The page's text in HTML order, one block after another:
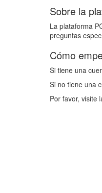
Sobre la
La plataforma
preguntas
Cómo
Si tiene una
Si no tiene una
Por favor, visite